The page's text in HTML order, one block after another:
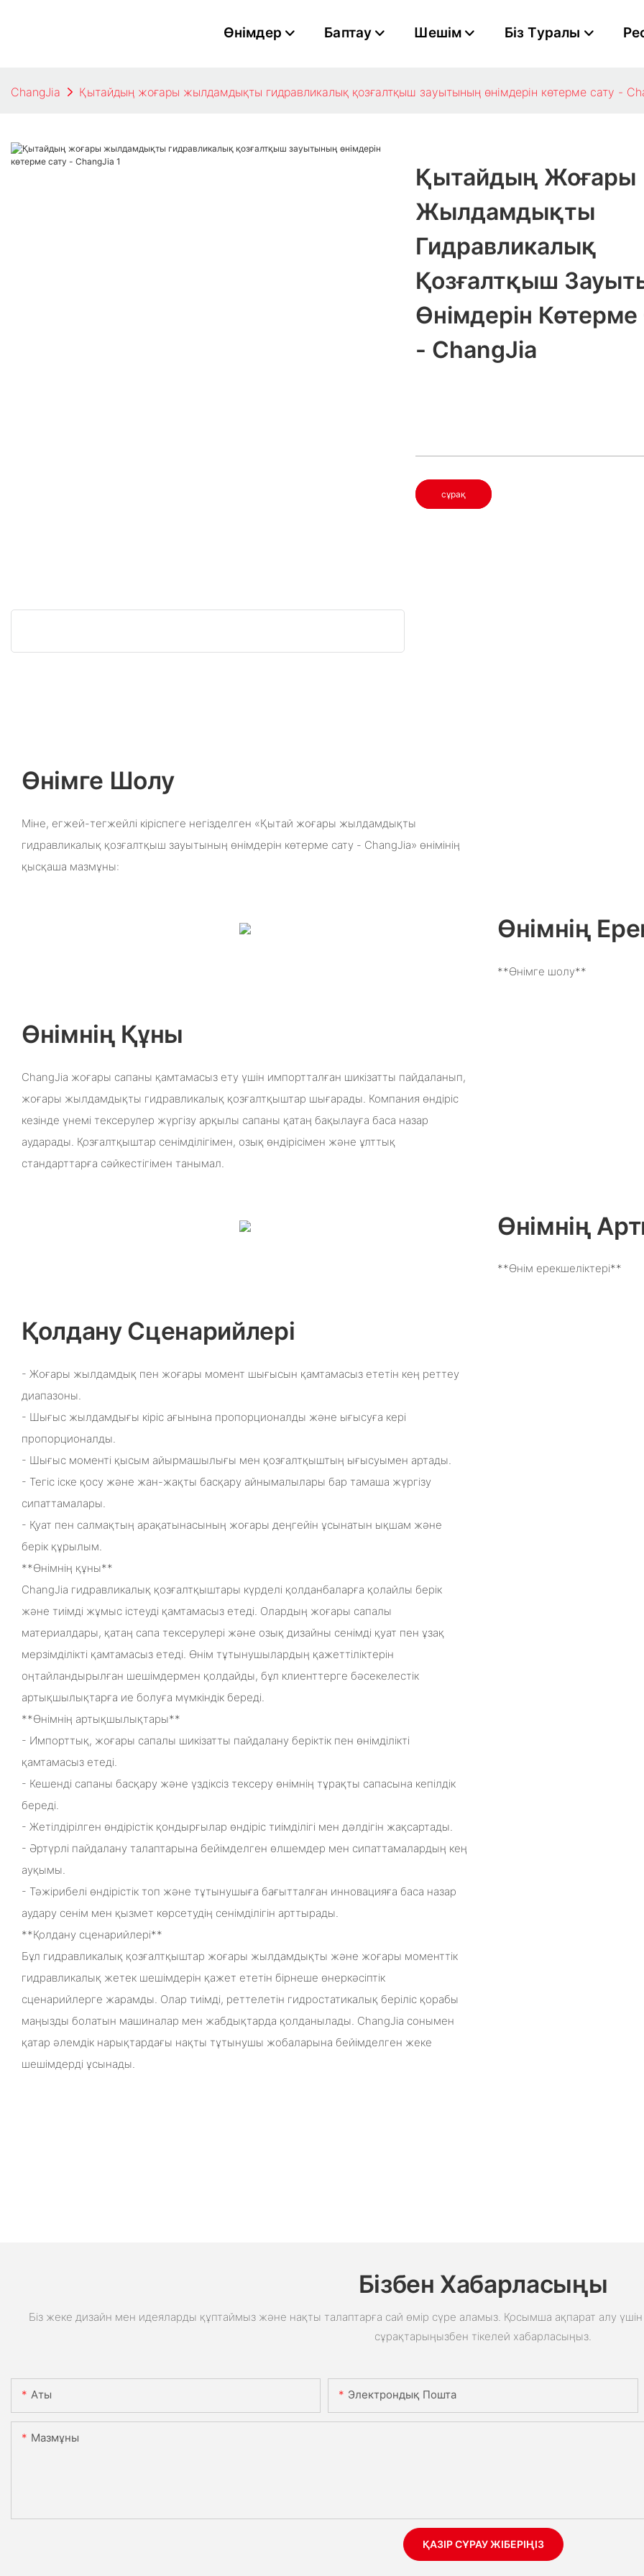
Өнімдер Баптау Шешім Біз Туралы
ChangJia Қытайдың жоғары жылдамдықты гидравликалық қозғалтқыш зауытының өнімдерін көтерме сату -
Қытайдың Жоғары
Жылдамдықты
Гидравликалық
Қозғалтқыш
Өнімдерін
- ChangJia
сұрақ
Өнімге Шолу
Міне, егжей-тегжейлі кіріспеге негізделген «Қытай жоғары жылдамдықты
гидравликалық қозғалтқыш зауытының өнімдерін көтерме сату - ChangJia» өнімінің
қысқаша мазмұны:
Өнімнің
**Өнімге шолу**
Өнімнің Құны
ChangJia жоғары сапаны қамтамасыз ету үшін импортталған шикізатты пайдаланып,
жоғары жылдамдықты гидравликалық қозғалтқыштар шығарады. Компания өндіріс
кезінде үнемі тексерулер жүргізу арқылы сапаны қатаң бақылауға баса назар
аударады. Қозғалтқыштар сенімділігімен, озық өндірісімен және ұлттық
стандарттарға сәйкестігімен танымал.
Өнімнің
**Өнім ерекшеліктері**
Қолдану Сценарийлері
- Жоғары жылдамдық пен жоғары момент шығысын қамтамасыз ететін кең реттеу
диапазоны.
- Шығыс жылдамдығы кіріс ағынына пропорционалды және ығысуға кері
пропорционалды.
- Шығыс моменті қысым айырмашылығы мен қозғалтқыштың ығысуымен артады.
- Тегіс іске қосу және жан-жақты басқару айнымалылары бар тамаша жүргізу
сипаттамалары.
- Қуат пен салмақтың арақатынасының жоғары деңгейін ұсынатын ықшам және
берік құрылым.
**Өнімнің құны**
ChangJia гидравликалық қозғалтқыштары күрделі қолданбаларға қолайлы берік
және тиімді жұмыс істеуді қамтамасыз етеді. Олардың жоғары сапалы
материалдары, қатаң сапа тексерулері және озық дизайны сенімді қуат пен ұзақ
мерзімділікті қамтамасыз етеді. Өнім тұтынушылардың қажеттіліктерін
оңтайландырылған шешімдермен қолдайды, бұл клиенттерге бәсекелестік
артықшылықтарға ие болуға мүмкіндік береді.
**Өнімнің артықшылықтары**
- Импорттық, жоғары сапалы шикізатты пайдалану беріктік пен өнімділікті
қамтамасыз етеді.
- Кешенді сапаны басқару және үздіксіз тексеру өнімнің тұрақты сапасына кепілдік
береді.
- Жетілдірілген өндірістік қондырғылар өндіріс тиімділігі мен дәлдігін жақсартады.
- Әртүрлі пайдалану талаптарына бейімделген өлшемдер мен сипаттамалардың кең
ауқымы.
- Тәжірибелі өндірістік топ және тұтынушыға бағытталған инновацияға баса назар
аудару сенім мен қызмет көрсетудің сенімділігін арттырады.
**Қолдану сценарийлері**
Бұл гидравликалық қозғалтқыштар жоғары жылдамдықты және жоғары моменттік
гидравликалық жетек шешімдерін қажет ететін бірнеше өнеркәсіптік
сценарийлерге жарамды. Олар тиімді, реттелетін гидростатикалық беріліс қорабы
маңызды болатын машиналар мен жабдықтарда қолданылады. ChangJia сонымен
қатар әлемдік нарықтардағы нақты тұтынушы жобаларына бейімделген жеке
шешімдерді ұсынады.
Бізбен Хабарласыңы
Біз жеке дизайн мен идеяларды құптаймыз және нақты талаптарға сай өмір сүре аламыз. Қосымша ақпарат алу
сұрақтарыңызбен тікелей хабарласыңыз.
Аты Электрондық Пошта
Мазмұны
ҚАЗІР СҰРАУ ЖІБЕРІҢІЗ